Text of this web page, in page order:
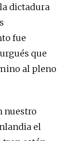
la dictadura
fue
que
al pleno
nuestro
el